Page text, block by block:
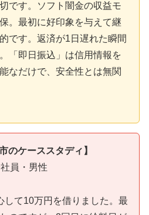
です。ソフト闇金の収益モ
。最初に好印象を与えて継
です。返済が1日遅れた瞬間
「即日振込」は信用情報を
なだけで、安全性とは無関
のケーススタディ】
員・男性
して10万円を借りました。最